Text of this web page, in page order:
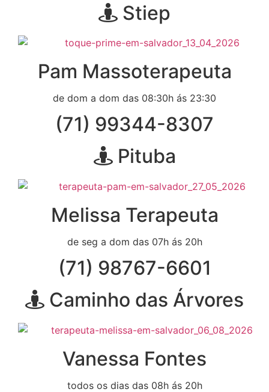
Stiep
Pam Massoterapeuta
de dom a dom das 08:30h ás 23:30
(71) 99344-8307
Pituba
Melissa Terapeuta
de seg a dom das 07h ás 20h
(71) 98767-6601
Caminho das Árvores
Vanessa Fontes
todos os dias das 08h ás 20h